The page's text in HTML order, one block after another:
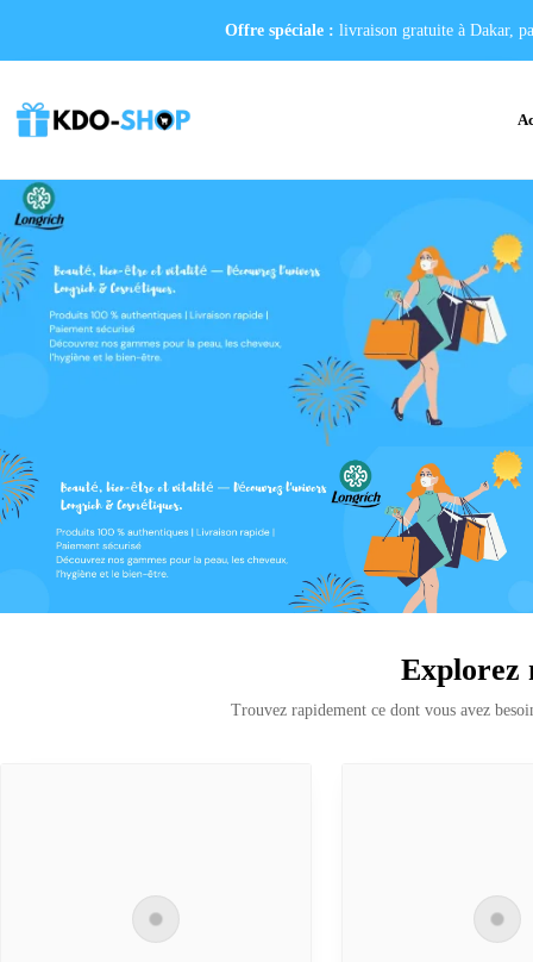
Offre spéciale : livraison gratuite à Dakar,
Explorez
Trouvez rapidement ce dont vous avez